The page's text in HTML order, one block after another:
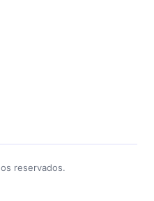
reservados.